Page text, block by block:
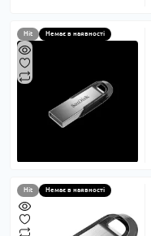
Hit Немає в наявності
Hit Немає в наявності